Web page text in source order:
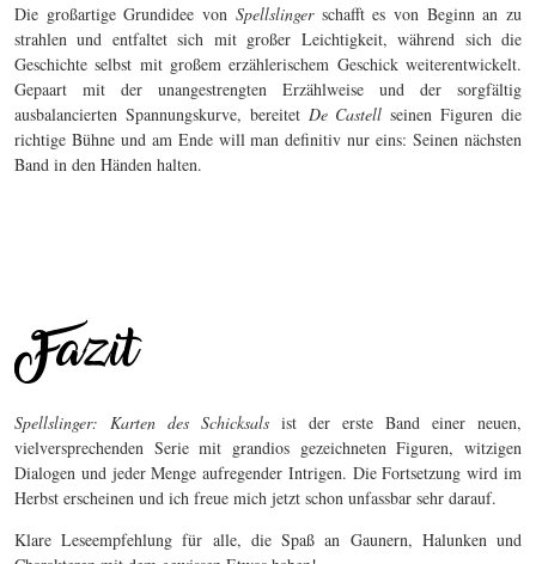
Die großartige Grundidee von Spellslingerschafft es von Beginn an zu
strahlen und entfaltet sich mit großer Leichtigkeit, während sich die
Geschichte selbst mit großem erzählerischem Geschick weiterentwickelt.
Gepaart mit der unangestrengten Erzählweise und der sorgfältig
ausbalancierten Spannungskurve, bereitet De Castellseinen Figuren die
richtige Bühne und am Ende will man definitiv nur eins: Seinen nächsten
Band in den Händen halten.
Spellslinger: Karten des Schicksals ist der erste Band einer neuen,
vielversprechenden Serie mit grandios gezeichneten Figuren, witzigen
Dialogen und jeder Menge aufregender Intrigen. Die Fortsetzung wird im
Herbst erscheinen und ich freue mich jetzt schon unfassbar sehr darauf.
Klare Leseempfehlung für alle, die Spaß an Gaunern, Halunken und